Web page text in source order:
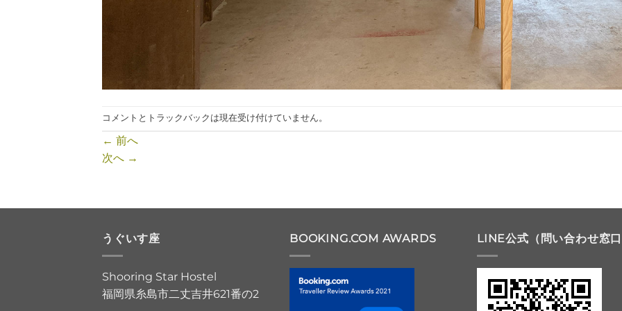
コメントとトラックバックは現在受け付けていません。
← 前へ
次へ →
うぐいす座
Shooring Star Hostel
福岡県糸島市二丈吉井621番の2
BOOKING.COM AWARDS LINE公式（問い合わせ窓